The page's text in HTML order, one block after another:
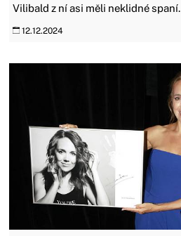
Vilibald z ní asi měli neklidné spaní.
12.12.2024